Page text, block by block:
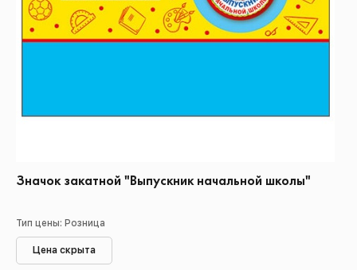
Значок закатной "Выпускник начальной школы"
Тип цены: Розница
Цена скрыта